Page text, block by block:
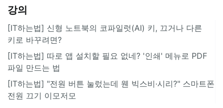
강의
[IT하는법] 신형 노트북의 코파일럿(AI) 키, 끄거나 다른
키로 바꾸려면?
[IT하는법] 따로 앱 설치할 필요 없네? '인쇄' 메뉴로 PDF
파일 만드는 법
[IT하는법] "전원 버튼 눌렀는데 웬 빅스비·시리?" 스마트폰
전원 끄기 이모저모